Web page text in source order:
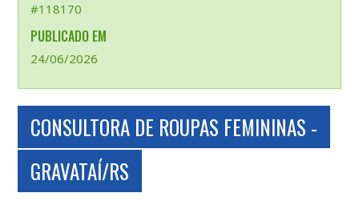
#118170
PUBLICADO EM
24/06/2026
CONSULTORA DE ROUPAS FEMININAS -
GRAVATAÍ/RS